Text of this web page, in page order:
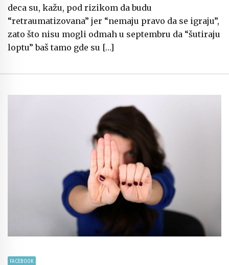
deca su, kažu, pod rizikom da budu
“retraumatizovana” jer “nemaju pravo da se igraju”,
zato što nisu mogli odmah u septembru da “šutiraju
loptu” baš tamo gde su […]
FACEBOOK